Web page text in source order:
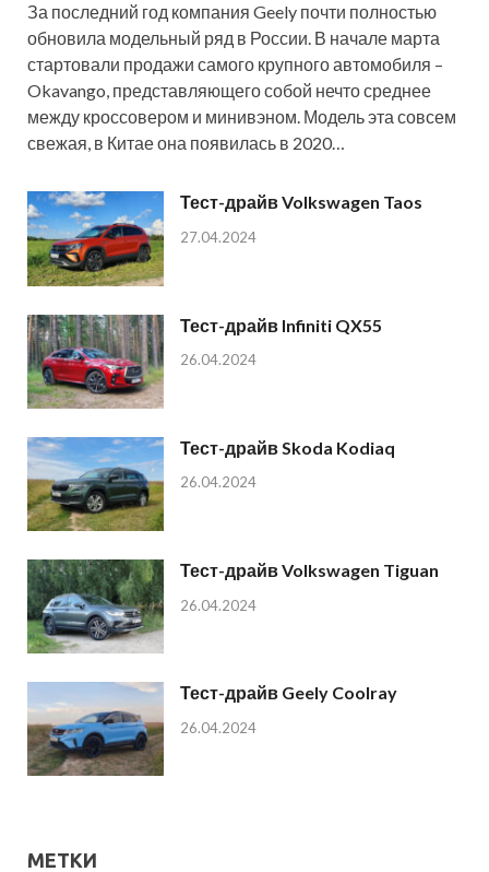
За последний год компания Geely почти полностью
обновила модельный ряд в России. В начале марта
стартовали продажи самого крупного автомобиля –
Okavango, представляющего собой нечто среднее
между кроссовером и минивэном. Модель эта совсем
свежая, в Китае она появилась в 2020…
Тест-драйв Volkswagen Taos
27.04.2024
Тест-драйв Infiniti QX55
26.04.2024
Тест-драйв Skoda Kodiaq
26.04.2024
Тест-драйв Volkswagen Tiguan
26.04.2024
Тест-драйв Geely Coolray
26.04.2024
МЕТКИ